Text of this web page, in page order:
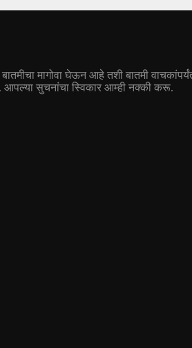
मागोवा घेऊन आहे तशी बातमी
सुचनांचा स्विकार आम्ही नक्की करू.